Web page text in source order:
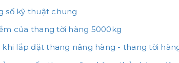
số kỹ thuật chung
của thang tời hàng 5000kg
khi lắp đặt thang nâng hàng - thang tời